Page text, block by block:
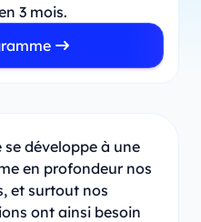
3 mois.
développe à une
en profondeur nos
et surtout nos
ont ainsi besoin